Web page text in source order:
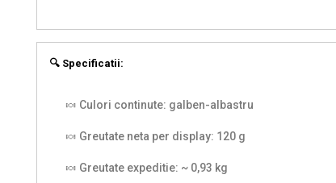
🔍 Specificatii:
🍬 Culori continute: galben-albastru
🍬 Greutate neta per display: 120 g
🍬 Greutate expeditie: ~ 0,93 kg